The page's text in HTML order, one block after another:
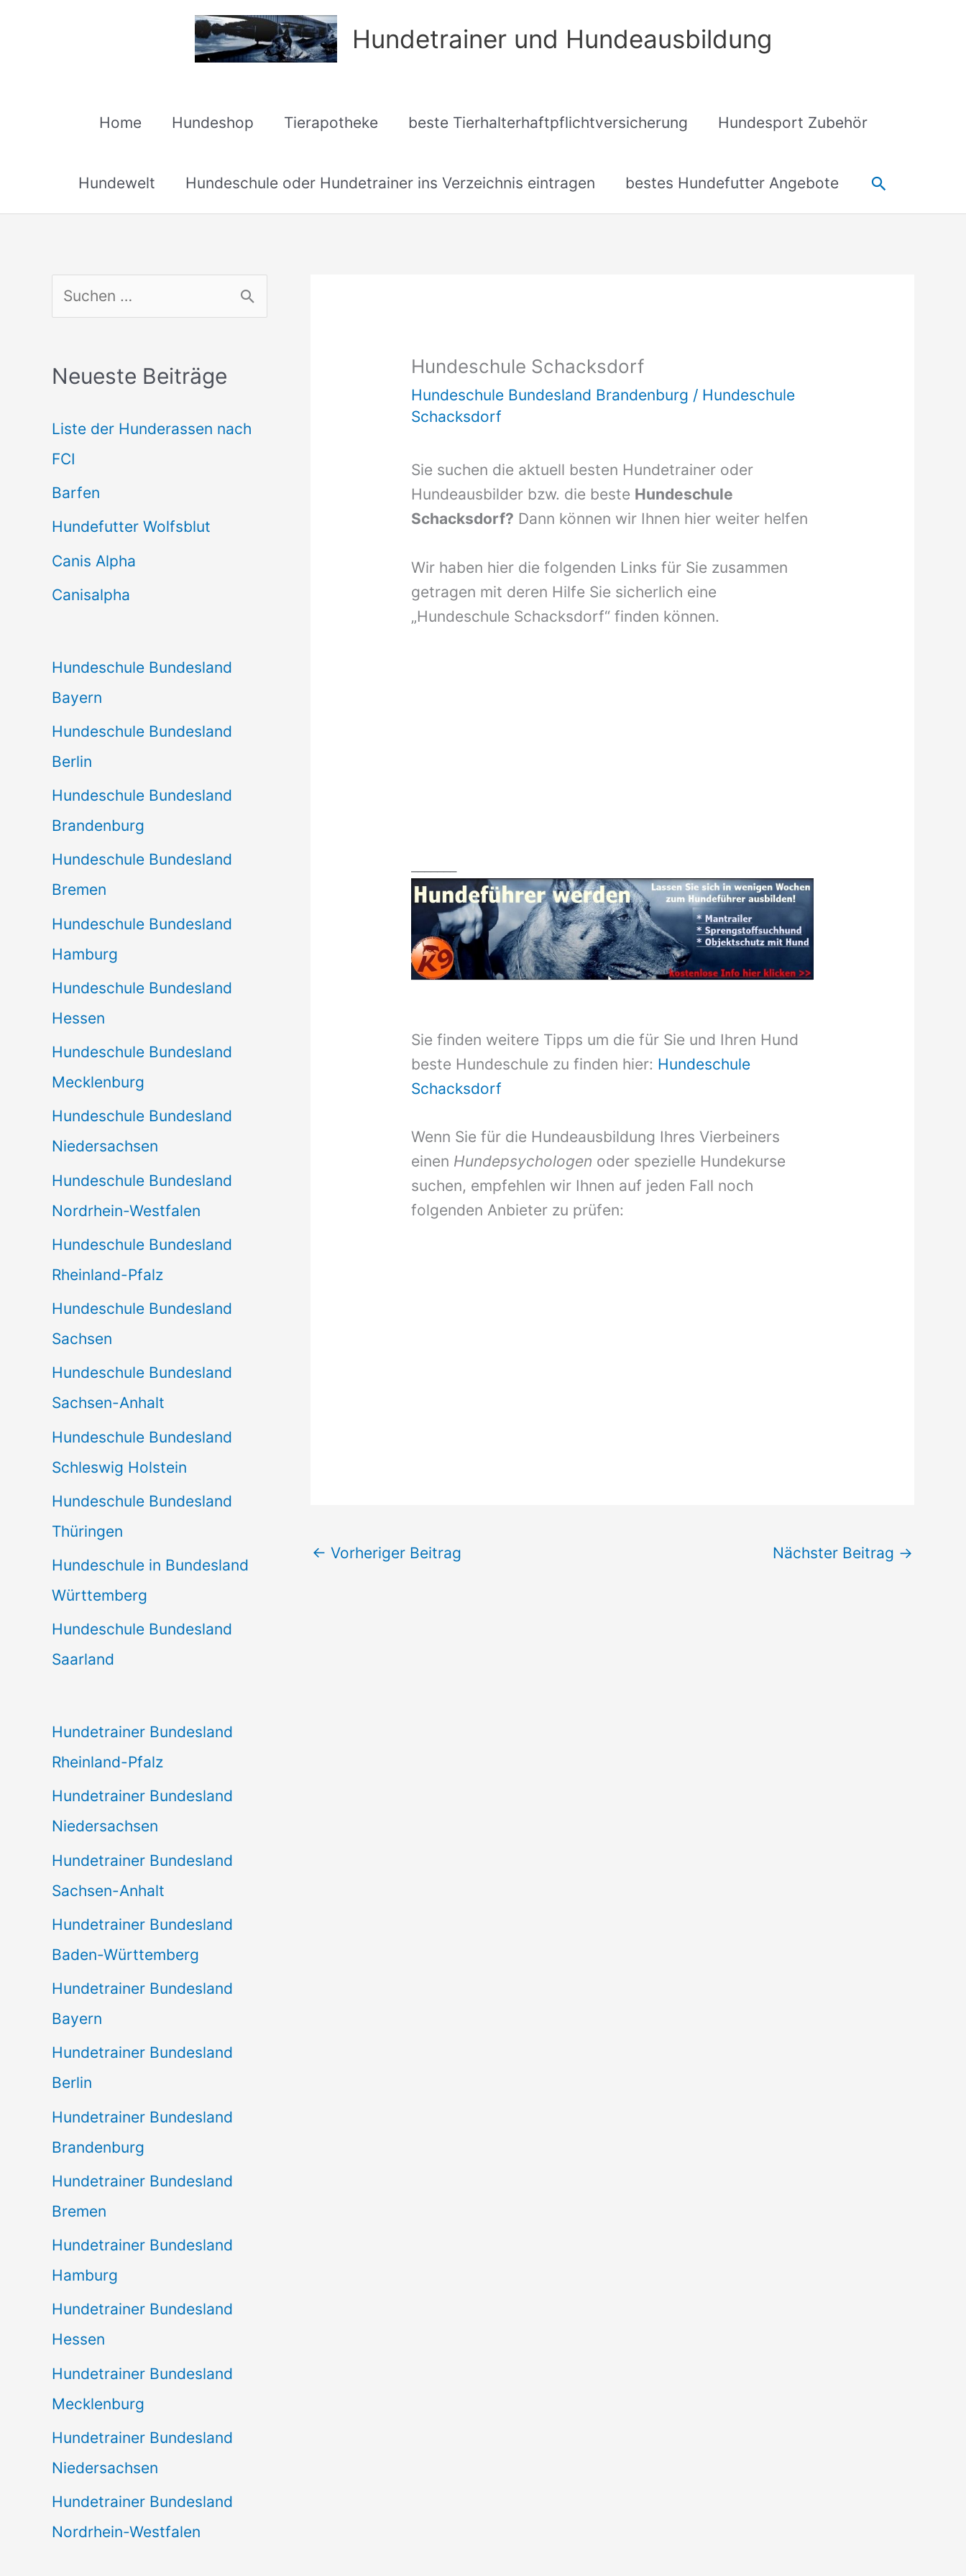
Hundetrainer und Hundeausbildung
Home Hundeshop Tierapotheke beste Tierhalterhaftpflichtversicherung Hundesport Zubehör
Hundewelt Hundeschule oder Hundetrainer ins Verzeichnis eintragen bestes Hundefutter Angebote Suchen
u
h
n
n
a
c
h
:
Neueste Beiträge
Liste der Hunderassen nach
FCI
Barfen
Hundefutter Wolfsblut
Canis Alpha
Canisalpha
Hundeschule Bundesland
Bayern
Hundeschule Bundesland
Berlin
Hundeschule Bundesland
Brandenburg
Hundeschule Bundesland
Bremen
Hundeschule Bundesland
Hamburg
Hundeschule Bundesland
Hessen
Hundeschule Bundesland
Mecklenburg
Hundeschule Bundesland
Niedersachsen
Hundeschule Bundesland
Nordrhein-Westfalen
Hundeschule Bundesland
Rheinland-Pfalz
Hundeschule Bundesland
Sachsen
Hundeschule Bundesland
Sachsen-Anhalt
Hundeschule Bundesland
Schleswig Holstein
Hundeschule Bundesland
Thüringen
Hundeschule in Bundesland
Württemberg
Hundeschule Bundesland
Saarland
Hundetrainer Bundesland
Rheinland-Pfalz
Hundetrainer Bundesland
Niedersachsen
Hundetrainer Bundesland
Sachsen-Anhalt
Hundetrainer Bundesland
Baden-Württemberg
Hundetrainer Bundesland
Bayern
Hundetrainer Bundesland
Berlin
Hundetrainer Bundesland
Brandenburg
Hundetrainer Bundesland
Bremen
Hundetrainer Bundesland
Hamburg
Hundetrainer Bundesland
Hessen
Hundetrainer Bundesland
Mecklenburg
Hundetrainer Bundesland
Niedersachsen
Hundetrainer Bundesland
Nordrhein-Westfalen
Hundeschule Schacksdorf
Hundeschule Bundesland Brandenburg / Hundeschule
Schacksdorf
Sie suchen die aktuell besten Hundetrainer oder
Hundeausbilder bzw. die beste Hundeschule
Schacksdorf? Dann können wir Ihnen hier weiter helfen
Wir haben hier die folgenden Links für Sie zusammen
getragen mit deren Hilfe Sie sicherlich eine
„Hundeschule Schacksdorf“ finden können.
Sie finden weitere Tipps um die für Sie und Ihren Hund
beste Hundeschule zu finden hier: Hundeschule
Schacksdorf
Wenn Sie für die Hundeausbildung Ihres Vierbeiners
einen Hundepsychologen oder spezielle Hundekurse
suchen, empfehlen wir Ihnen auf jeden Fall noch
folgenden Anbieter zu prüfen:
← Vorheriger Beitrag Nächster Beitrag →